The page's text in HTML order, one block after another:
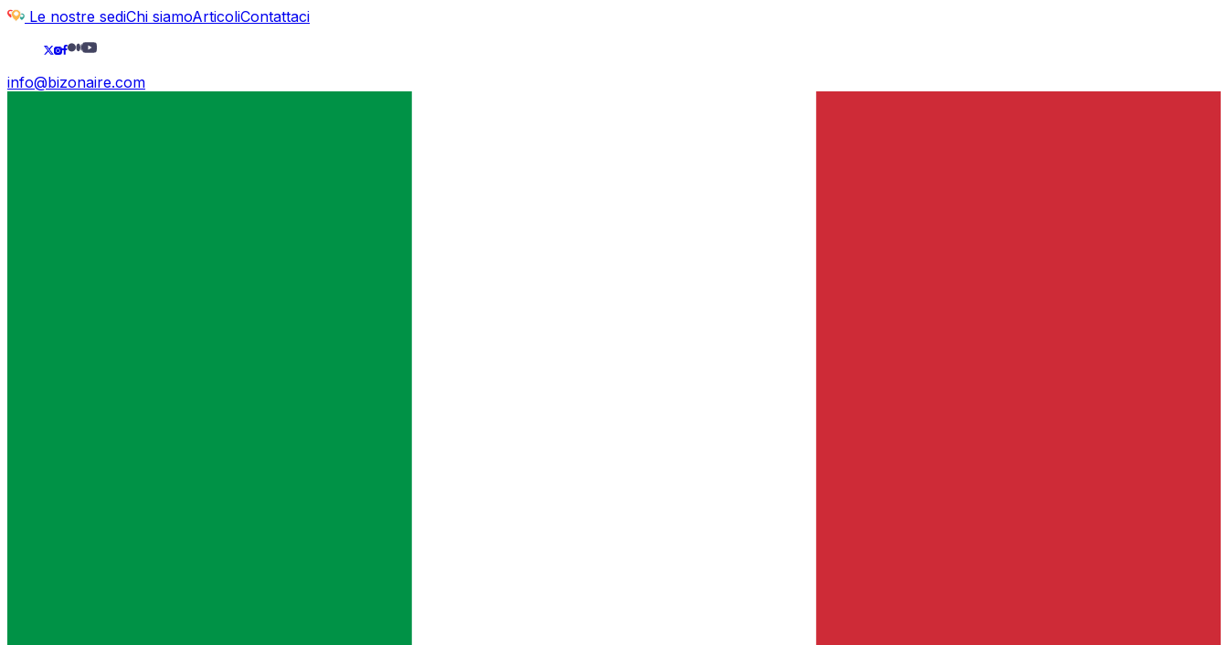
Le nostre sediChi siamoArticoliContattaci
info@bizonaire.com